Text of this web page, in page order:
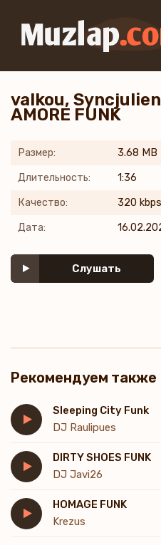
valkou,
AMORE FUNK
Размер: 3.68 MB
Длительность: 1:36
Качество: 320 kbps
Дата:
Слушать
Рекомендуем также
Sleeping City Funk
DJ Raulipues
DIRTY SHOES FUNK
DJ Javi26
HOMAGE FUNK
Krezus